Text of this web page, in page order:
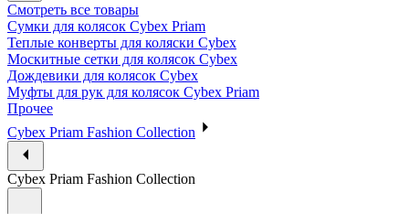
Смотреть все товары
Сумки для колясок Cybex Priam
Теплые конверты для коляски Cybex
Москитные сетки для колясок Cybex
Дождевики для колясок Cybex
Муфты для рук для колясок Cybex Priam
Прочее
Cybex Priam Fashion Collection
Cybex Priam Fashion Collection